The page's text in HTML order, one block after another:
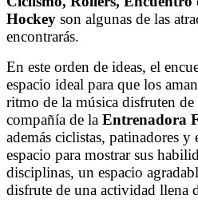
Hockey son algunas de las
encontrarás.
En este orden de ideas, el
espacio ideal para que los
ritmo de la música disfruten
compañía de la Entrenadora
además ciclistas, patinadores y
espacio para mostrar sus
disciplinas, un espacio
disfrute de una actividad llena